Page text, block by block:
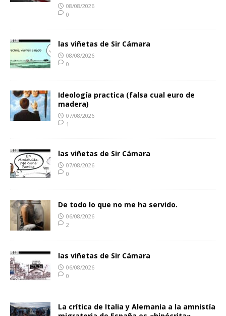
08/08/2026
0
las viñetas de Sir Cámara
08/08/2026
0
Ideología practica (falsa cual euro de
madera)
07/08/2026
1
las viñetas de Sir Cámara
07/08/2026
0
De todo lo que no me ha servido.
06/08/2026
2
las viñetas de Sir Cámara
06/08/2026
0
La crítica de Italia y Alemania a la amnistía